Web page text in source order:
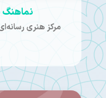
مرکز هنری